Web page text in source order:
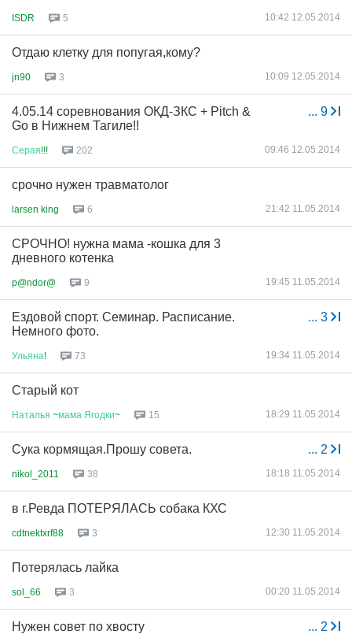
ISDR 5 10:42 12.05.2014
Отдаю клетку для попугая,кому?
jn90 3 10:09 12.05.2014
... 9
4.05.14 соревнования ОКД-ЗКС + Pitch &
Go в Нижнем Тагиле!!
Серая!!! 202 09:46 12.05.2014
срочно нужен травматолог
larsen king 6 21:42 11.05.2014
СРОЧНО! нужна мама -кошка для 3
дневного котенка
p@ndor@ 9 19:45 11.05.2014
... 3
Ездовой спорт. Семинар. Расписание.
Немного фото.
Ульяна! 73 19:34 11.05.2014
Старый кот
Наталья ~мама Ягодки~ 15 18:29 11.05.2014
... 2
Сука кормящая.Прошу совета.
nikol_2011 38 18:18 11.05.2014
в г.Ревда ПОТЕРЯЛАСЬ собака КХС
cdtnektxrf88 3 12:30 11.05.2014
Потерялась лайка
sol_66 3 00:20 11.05.2014
... 2
Нужен совет по хвосту